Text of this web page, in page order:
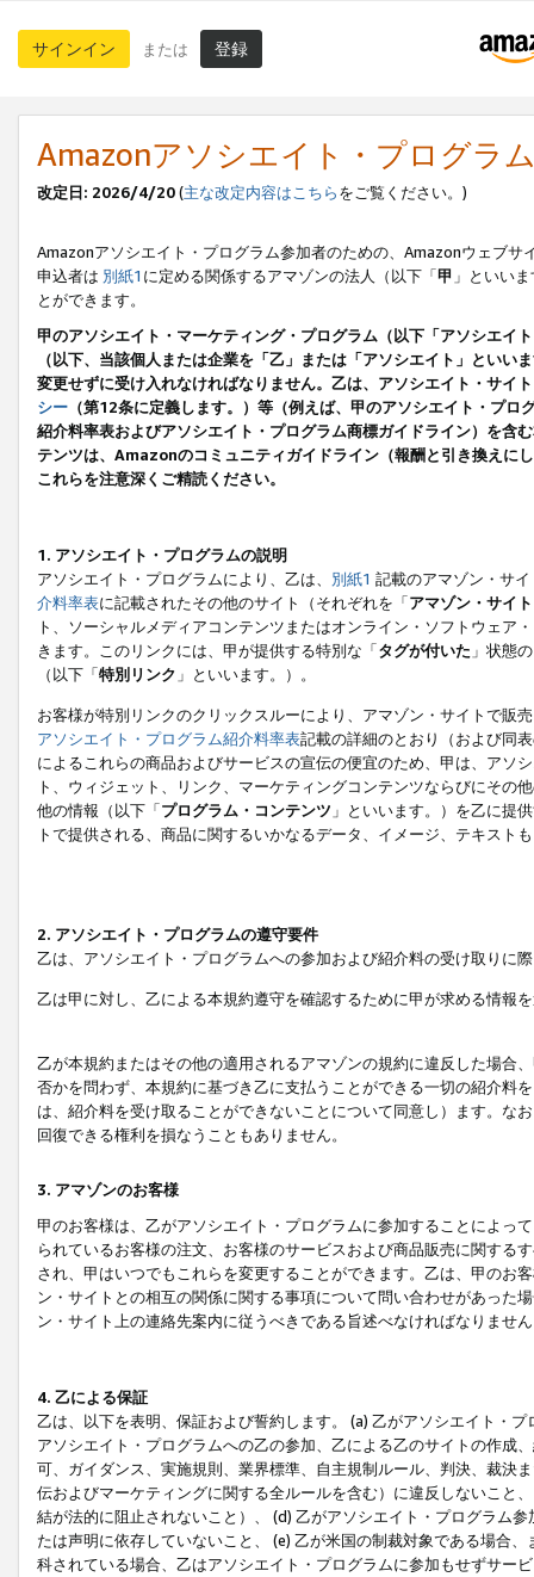
サインイン または 登録
Amazonアソシエイト・プログラ
改定日: 2026/4/20(主な改定内容はこちらをご覧ください。)
Amazonアソシエイト・プログラム参加者のための、Amazonウェブサ
申込者は 別紙1 に定める関係するアマゾンの法人（以下「甲 」といい
とができます。
甲のアソシエイト・マーケティング・プログラム（以下「アソシエイ
（以下、当該個人または企業を「乙」または「アソシエイト」とい
変更せずに受け入れなければなりません。乙は、アソシエイト・サイ
シー （第12条に定義します。）等（例えば、甲のアソシエイト・プ
紹介料率表およびアソシエイト・プログラム商標ガイドライン）を
テンツは、Amazonのコミュニティガイドライン（報酬と引き換えに
これらを注意深くご精読ください。
1. アソシエイト・プログラムの説明
アソシエイト・プログラムにより、乙は、 別紙1 記載のアマゾン・サ
介料率表に記載されたその他のサイト（それぞれを「アマゾン・サイト
ト、ソーシャルメディアコンテンツまたはオンライン・ソフトウェア
きます。このリンクには、甲が提供する特別な「タグが付いた 」状態
（以下「特別リンク 」といいます。）。
お客様が特別リンクのクリックスルーにより、アマゾン・サイトで販
アソシエイト・プログラム紹介料率表記載の詳細のとおり（および同
によるこれらの商品およびサービスの宣伝の便宜のため、甲は、アソ
ト、ウィジェット、リンク、マーケティングコンテンツならびにその
他の情報（以下「プログラム・コンテンツ 」といいます。）を乙に提
トで提供される、商品に関するいかなるデータ、イメージ、テキス
2. アソシエイト・プログラムの遵守要件
乙は、アソシエイト・プログラムへの参加および紹介料の受け取りに
乙は甲に対し、乙による本規約遵守を確認するために甲が求める情報
乙が本規約またはその他の適用されるアマゾンの規約に違反した場合
否かを問わず、本規約に基づき乙に支払うことができる一切の紹介料
は、紹介料を受け取ることができないことについて同意し）ます。な
回復できる権利を損なうこともありません。
3. アマゾンのお客様
甲のお客様は、乙がアソシエイト・プログラムに参加することによっ
られているお客様の注文、お客様のサービスおよび商品販売に関する
され、甲はいつでもこれらを変更することができます。乙は、甲のお
ン・サイトとの相互の関係に関する事項について問い合わせがあった
ン・サイト上の連絡先案内に従うべきである旨述べなければなりませ
4. 乙による保証
乙は、以下を表明、保証および誓約します。 (a) 乙がアソシエイト・
アソシエイト・プログラムへの乙の参加、乙による乙のサイトの作成
可、ガイダンス、実施規則、業界標準、自主規制ルール、判決、裁決
伝およびマーケティングに関する全ルールを含む）に違反しないこと
結が法的に阻止されないこと）、 (d) 乙がアソシエイト・プログラム
たは声明に依存していないこと、 (e) 乙が米国の制裁対象である場合
科されている場合、乙はアソシエイト・プログラムに参加もせずサー